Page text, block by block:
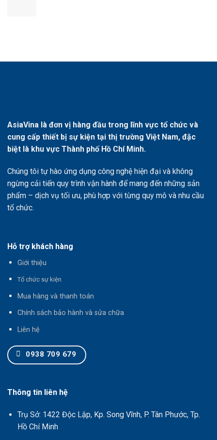
AsiaVina là đơn vị hàng đầu trong lĩnh vực tổ chức và
cung cấp thiết bị sự kiện tại thị trường Việt Nam, đặc
biệt là khu vực Thành phố Hồ Chí Minh.
Chúng tôi tự hào ứng dụng công nghệ hiện đại và không
ngừng cải tiến quy trình vận hành để mang đến những sản
phẩm – dịch vụ tối ưu, phù hợp với từng quy mô và nhu cầu
tổ chức.
Hỗ trợ khách hàng
Giới thiệu
Tổ chức sự kiện
Mua hàng và thanh toán
Chính sách bảo hành và sửa chữa
Liên hệ
0938 709 679
Thông tin liên hệ
Trụ Sở: 1422 Độc Lập, Kp. Song Vĩnh, P. Tân Phước, Tp.
Hồ Chí Minh